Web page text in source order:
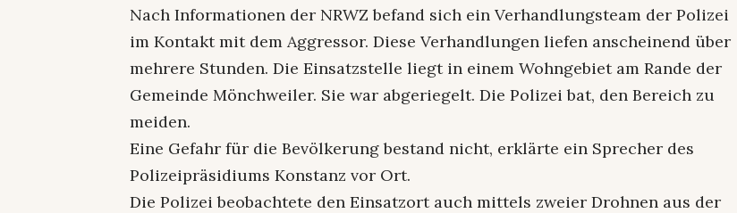
Nach Informationen der NRWZ befand sich ein Verhandlungsteam der Polizei
im Kontakt mit dem Aggressor. Diese Verhandlungen liefen anscheinend über
mehrere Stunden. Die Einsatzstelle liegt in einem Wohngebiet am Rande der
Gemeinde Mönchweiler. Sie war abgeriegelt. Die Polizei bat, den Bereich zu
meiden.
Eine Gefahr für die Bevölkerung bestand nicht, erklärte ein Sprecher des
Polizeipräsidiums Konstanz vor Ort.
Die Polizei beobachtete den Einsatzort auch mittels zweier Drohnen aus der